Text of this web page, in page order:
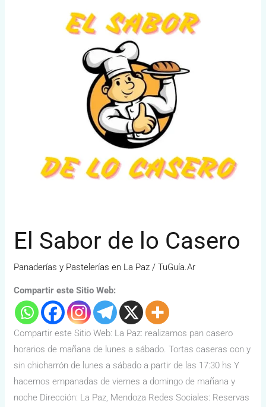
El Sabor de lo Casero
Panaderías y Pastelerías en La Paz /TuGuía.Ar
Compartir este Sitio Web:
Compartir este Sitio Web: La Paz: realizamos pan casero
horarios de mañana de lunes a sábado. Tortas caseras con y
sin chicharrón de lunes a sábado a partir de las 17:30 hs Y
hacemos empanadas de viernes a domingo de mañana y
noche Dirección: La Paz, Mendoza Redes Sociales: Reservas